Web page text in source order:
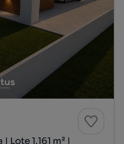
Lote 1.161 m² |